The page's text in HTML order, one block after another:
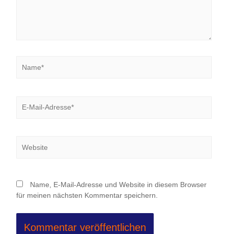
Mail-
Name, E-Mail-Adresse und Website in diesem Browser
für meinen nächsten Kommentar speichern.